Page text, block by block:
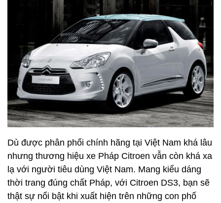
Cao hơn một tí ở mức giá này là mẫu xe Fiat 500
được phân phối tại Việt Nam. Xe có kiểu dáng
hatchback với 3 cửa thời trang mang đến sự khác
biệt cho người dùng. Mức giá bán dành cho Fiat
500 ở mức 900 triệu đồng
Xe tầm 1 tỷ đồng - Citroen DS3